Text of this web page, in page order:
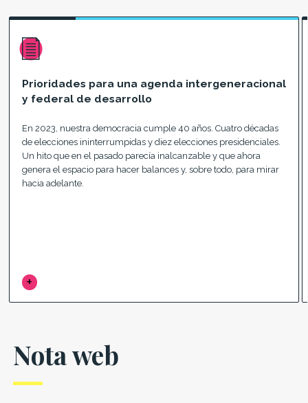
Prioridades para una agenda intergeneracional
y federal de desarrollo
En 2023, nuestra democracia cumple 40 años. Cuatro décadas
de elecciones ininterrumpidas y diez elecciones presidenciales.
Un hito que en el pasado parecía inalcanzable y que ahora
genera el espacio para hacer balances y, sobre todo, para mirar
hacia adelante.
Nota web